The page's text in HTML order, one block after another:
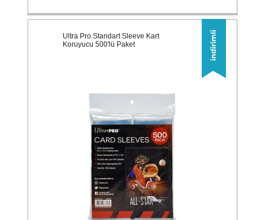
Ultra Pro Standart Sleeve Kart
Koruyucu 500'lü Paket